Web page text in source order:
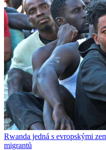
Rwanda jedná s evropskými
migrantů